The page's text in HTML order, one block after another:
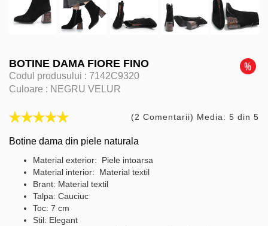
BOTINE DAMA FIORE FINO
Codul produsului : 7142C9320
Culoare : NEGRU VELUR
(2 Comentarii) Media: 5 din 5
Botine dama din piele naturala
Material exterior: Piele intoarsa
Material interior: Material textil
Brant: Material textil
Talpa: Cauciuc
Toc: 7 cm
Stil: Elegant